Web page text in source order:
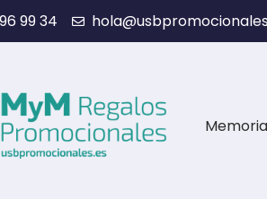
99 34